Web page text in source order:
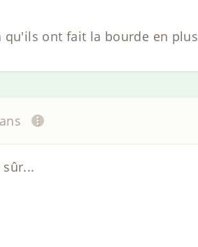
qu'ils ont fait la bourde en plus